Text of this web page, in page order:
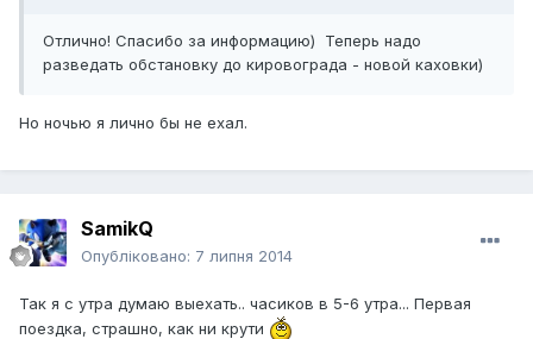
Отлично! Спасибо за информацию) Теперь надо
разведать обстановку до кировограда - новой каховки)
Но ночью я лично бы не ехал.
SamikQ
Опубліковано: 7 липня 2014
Так я с утра думаю выехать.. часиков в 5-6 утра... Первая
поездка, страшно, как ни крути